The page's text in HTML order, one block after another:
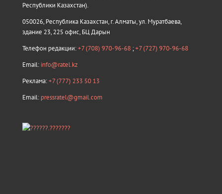
Республики Казахстан).
050026, Республика Казахстан, г. Алматы, ул. Муратбаева,
здание 23, 225 офис, БЦ Дарын
Телефон редакции:+7 (708) 970-96-68 ;+7 (727) 970-96-68
Email: info@ratel.kz
Реклама:+7 (777) 233 50 13
Email: pressratel@gmail.com